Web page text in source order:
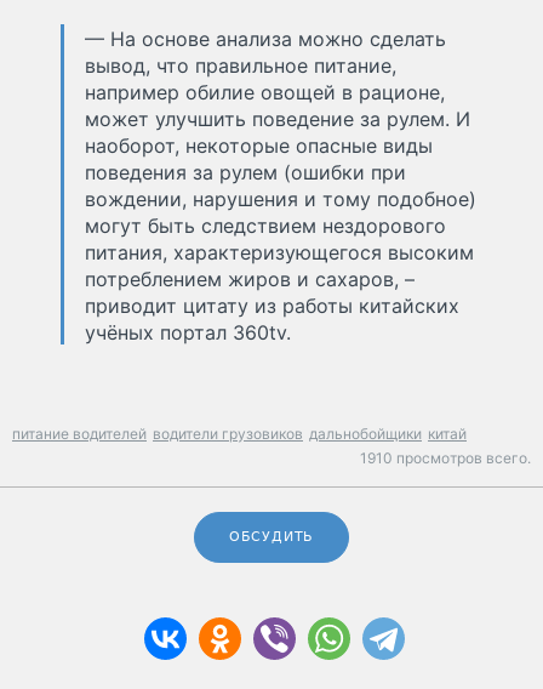
— На основе анализа можно сделать
вывод, что правильное питание,
например обилие овощей в рационе,
может улучшить поведение за рулем. И
наоборот, некоторые опасные виды
поведения за рулем (ошибки при
вождении, нарушения и тому подобное)
могут быть следствием нездорового
питания, характеризующегося высоким
потреблением жиров и сахаров, –
приводит цитату из работы китайских
учёных портал 360tv.
питание водителей водители грузовиков дальнобойщики китай
1910 просмотров всего.
ОБСУДИТЬ